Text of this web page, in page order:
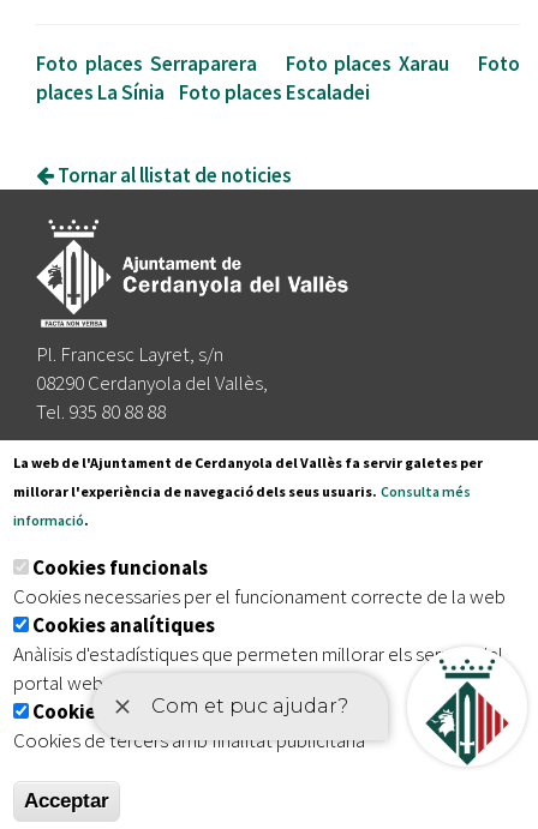
Foto places Serraparera Foto places Xarau
Foto
places La Sínia
Foto places Escaladei
Tornar al llistat de noticies
Pl. Francesc Layret, s/n
08290 Cerdanyola del Vallès,
Tel. 935 80 88 88
Segueix-nos a:
Subscriu-te al nostre butlletí
Inici | Avís legal | Protecció de dades
| Accessibilitat
La web de l'Ajuntament de Cerdanyola del Vallès fa servir galetes per
millorar l'experiència de navegació dels seus usuaris. Consulta més
informació.
Cookies funcionals
Cookies necessaries per el funcionament correcte de la web
Cookies analítiques
Anàlisis d'estadístiques que permeten millorar els serveis del
portal web
Cookies publicitàries
Cookies de tercers amb finalitat publicitària
Acceptar